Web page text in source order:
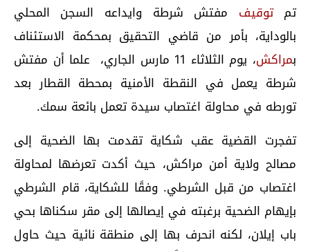
تمتوقيف مفتش شرطة وايداعه السجن المحلي
بالوداية، بأمر من قاضي التحقيق بمحكمة الاستئناف
بمراكش
، يوم الثلاثاء 11 مارس الجاري، علما أن مفتش
شرطة يعمل في النقطة الأمنية بمحطة القطار بعد
تورطه في محاولة اغتصاب سيدة تعمل بائعة سمك.
تفجرت القضية عقب شكاية تقدمت بها الضحية إلى
مصالح ولاية أمن مراكش، حيث أكدت تعرضها لمحاولة
اغتصاب من قبل الشرطي. وفقًا للشكاية، قام الشرطي
بإيهام الضحية برغبته في إيصالها إلى مقر سكناها بحي
باب إيلان، لكنه انحرف بها إلى منطقة نائية حيث حاول